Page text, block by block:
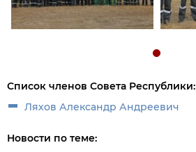
Список членов Совета Республики:
Ляхов Александр Андреевич
Новости по теме: